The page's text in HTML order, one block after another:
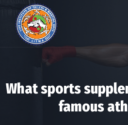
What sports
famous